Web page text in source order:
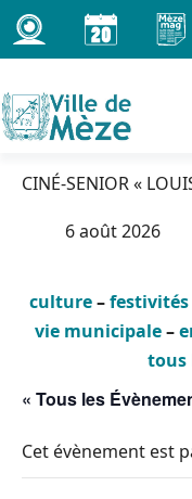
Passer
au
contenu
CINÉ-SENIOR «
6 août 2026
culture–festivités
vie municipale–
tous
« Tous les
Cet évènement est